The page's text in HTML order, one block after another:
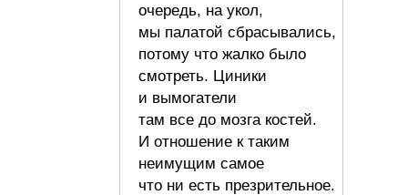
очередь, на укол,
мы палатой сбрасывались,
потому что жалко было
смотреть. Циники
и вымогатели
там все до мозга костей.
И отношение к таким
неимущим самое
что ни есть презрительное.